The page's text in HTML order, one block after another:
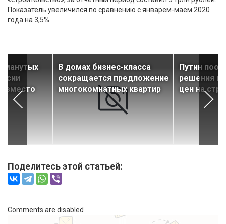
Показатель увеличился по сравнению с январем-маем 2020
года на 3,5%.
вместо
В домах бизнес-класса
сокращается предложение
многокомнатных квартир
Путин
решения
цен на
Поделитесь этой статьей:
Comments are disabled